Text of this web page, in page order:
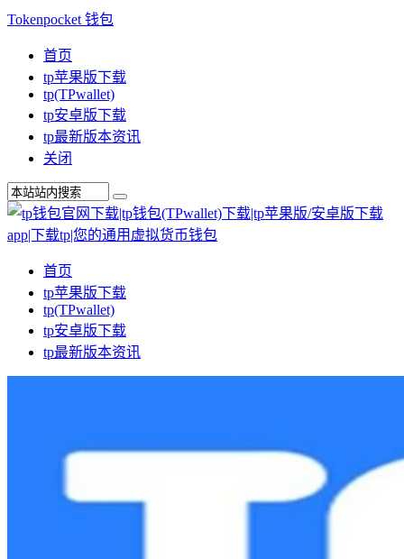
Tokenpocket 钱包
首页
tp苹果版下载
tp(TPwallet)
tp安卓版下载
tp最新版本资讯
关闭
首页
tp苹果版下载
tp(TPwallet)
tp安卓版下载
tp最新版本资讯